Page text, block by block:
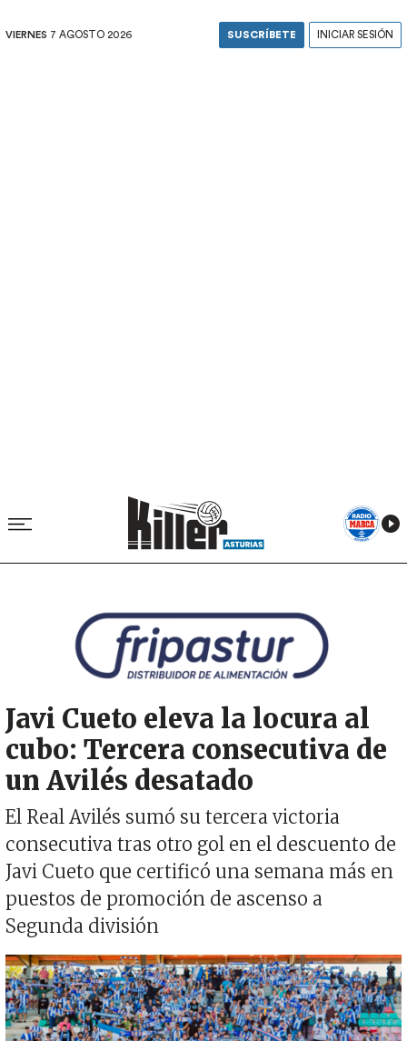
VIERNES 7 AGOSTO 2026 SUSCRÍBETE INICIAR SESIÓN
Javi Cueto eleva la locura al
cubo: Tercera consecutiva de
un Avilés desatado
El Real Avilés sumó su tercera victoria
consecutiva tras otro gol en el descuento de
Javi Cueto que certificó una semana más en
puestos de promoción de ascenso a
Segunda división
Imagen